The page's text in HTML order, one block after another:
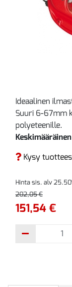
Ideaalinen
Suuri 6-67mm
polyeteenille.
Kysy
Hinta sis. alv
202,05 €
151,54 €